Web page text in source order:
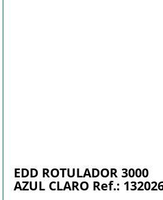
EDD ROTULADOR 3000
AZUL CLARO Ref.: